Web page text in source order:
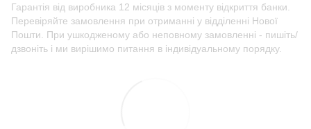
Гарантія від виробника 12 місяців з моменту відкриття банки.
Перевіряйте замовлення при отриманні у відділенні Нової
Пошти. При ушкодженому або неповному замовленні - пишіть/
дзвоніть і ми вирішимо питання в індивідуальному порядку.